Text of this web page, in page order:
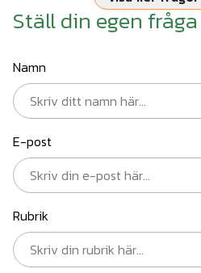
Ställ din egen fråga
Namn
E-post
Rubrik